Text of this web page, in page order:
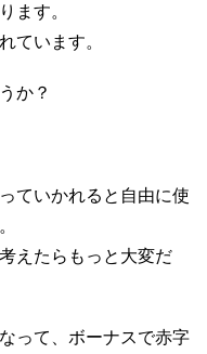
ます。
ています。
か？
ていかれると自由に使
えたらもっと大変だ
って、ボーナスで赤字